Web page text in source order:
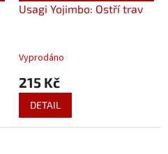
Usagi Yojimbo: Ostří trav
Vyprodáno
215 Kč
DETAIL